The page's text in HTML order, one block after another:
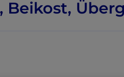
Beikost,